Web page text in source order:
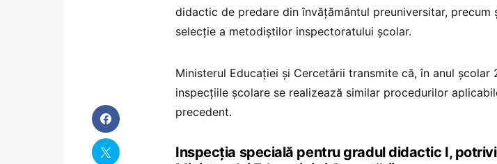
didactic de predare din învăţământul preuniversitar, precum
selecție a metodiştilor inspectoratului școlar.
Ministerul Educației și Cercetării transmite că, în anul școlar
inspecțiile școlare se realizează similar procedurilor
precedent.
Inspecția specială pentru gradul didactic I,